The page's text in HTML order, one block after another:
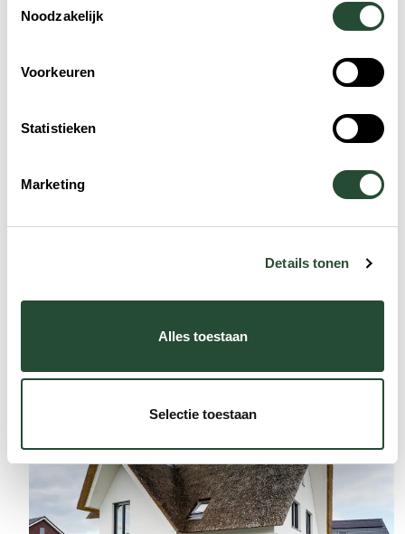
Noodzakelijk
Voorkeuren
Statistieken
Marketing
Details tonen
Alles toestaan
Selectie toestaan